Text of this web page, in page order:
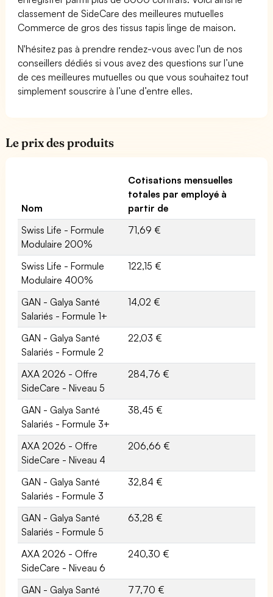
classement de SideCare des meilleures mutuelles
Commerce de gros des tissus tapis linge de maison.
N'hésitez pas à prendre rendez-vous avec l'un de nos
conseillers dédiés si vous avez des questions sur l’une
de ces meilleures mutuelles ou que vous souhaitez tout
simplement souscrire à l’une d’entre elles.
Le prix des produits
Nom
Cotisations mensuelles
totales par employé à
partir de
Swiss Life - Formule
Modulaire 200%
71,69 €
Swiss Life - Formule
Modulaire 400%
122,15 €
GAN - Galya Santé
Salariés - Formule 1+
14,02 €
GAN - Galya Santé
Salariés - Formule 2
22,03 €
AXA 2026 - Offre
SideCare - Niveau 5
284,76 €
GAN - Galya Santé
Salariés - Formule 3+
38,45 €
AXA 2026 - Offre
SideCare - Niveau 4
206,66 €
GAN - Galya Santé
Salariés - Formule 3
32,84 €
GAN - Galya Santé
Salariés - Formule 5
63,28 €
AXA 2026 - Offre
SideCare - Niveau 6
240,30 €
GAN - Galya Santé
77,70 €